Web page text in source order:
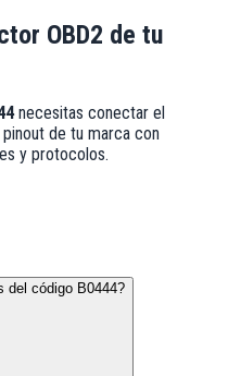
OBD2 de tu
necesitas conectar el
de tu marca con
y protocolos.
del código B0444?